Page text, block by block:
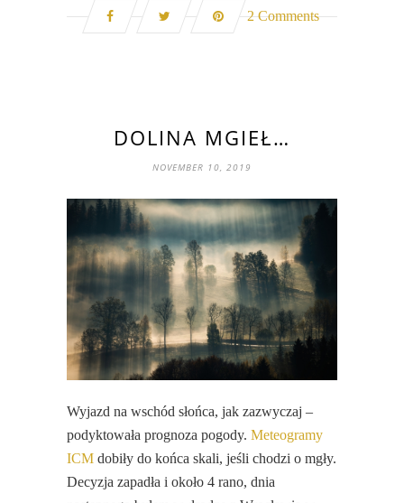
2 Comments
DOLINA MGIEŁ…
NOVEMBER 10, 2019
Wyjazd na wschód słońca, jak zazwyczaj –
podyktowała prognoza pogody. Meteogramy
ICM dobiły do końca skali, jeśli chodzi o mgły.
Decyzja zapadła i około 4 rano, dnia